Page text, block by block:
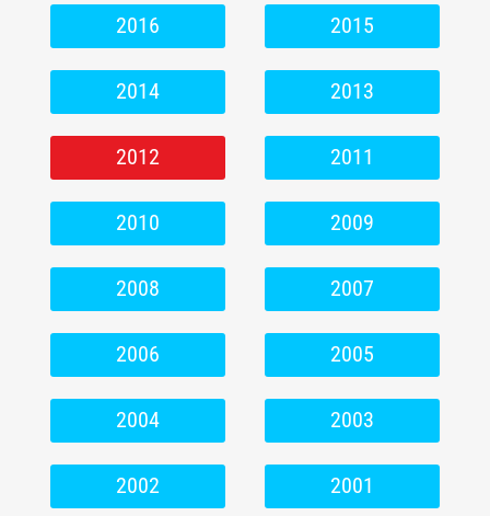
2016 2015
2014 2013
2012 2011
2010 2009
2008 2007
2006 2005
2004 2003
2002 2001